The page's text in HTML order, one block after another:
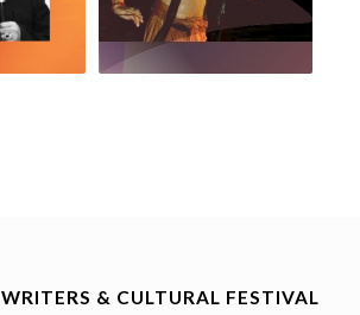
& CULTURAL FESTIVAL